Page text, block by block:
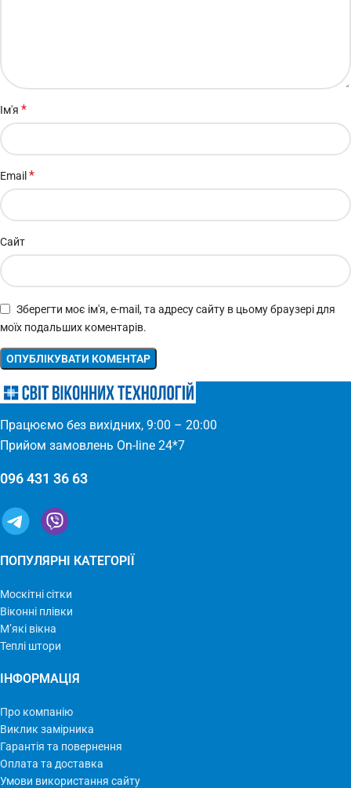
Ім'я *
Email *
Сайт
Зберегти моє ім'я, e-mail, та адресу сайту в цьому браузері для
моїх подальших коментарів.
Працюємо без вихідних, 9:00 – 20:00
Прийом замовлень On-line 24*7
096 431 36 63
ПОПУЛЯРНІ КАТЕГОРІЇ
Москітні сітки
Віконні плівки
М’які вікна
Теплі штори
ІНФОРМАЦІЯ
Про компанію
Виклик замірника
Гарантія та повернення
Оплата та доставка
Умови використання сайту